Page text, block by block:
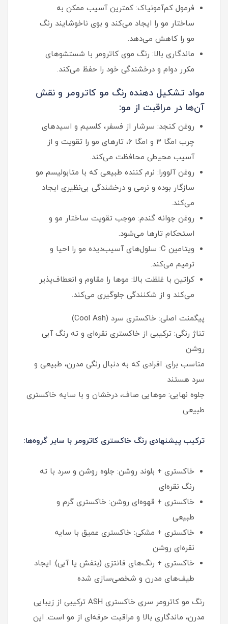
فرمول کم‌آمونیاک: کمترین آسیب ممکن به
ساختار مو را ایجاد می‌کند و بوی ناخوشایند رنگ
مو را کاهش می‌دهد.
ماندگاری بالا: رنگ موی کاترومر با شستشوهای
مکرر دوام و درخشندگی خود را حفظ می‌کند.
مواد تشکیل دهنده رنگ مو کاترومر و نقش
آن‌ها در مراقبت از مو:
روغن کنجد: سرشار از فسفر، کلسیم و اسیدهای
چرب امگا ۳ و امگا ۶، تارهای مو را تقویت و از
آسیب محیطی محافظت می‌کند.
روغن آلوورا: نرم کننده طبیعی که با متابولیسم مو
سازگار بوده و نرمی و درخشندگی بی‌نظیری ایجاد
می‌کند.
روغن جوانه گندم: موجب تقویت ساختار مو و
استحکام تارها می‌شود.
ویتامین C: سلول‌های آسیب‌دیده مو را احیا و
ترمیم می‌کند.
کراتین با غلظت بالا: موها را مقاوم و انعطاف‌پذیر
می‌کند و از شکنندگی جلوگیری می‌کند.
پیگمنت اصلی: خاکستری سرد (Cool Ash)
تناژ رنگی: ترکیبی از خاکستری نقره‌ای و ته رنگ آبی
روشن
مناسب برای: افرادی که به دنبال رنگی مدرن، طبیعی و
سرد هستند
جلوه نهایی: موهایی صاف، درخشان و با سایه خاکستری
طبیعی
ترکیب پیشنهادی رنگ خاکستری کاترومر با سایر گروه‌ها:
خاکستری + بلوند روشن: جلوه روشن و سرد با ته
رنگ نقره‌ای
خاکستری + قهوه‌ای روشن: خاکستری گرم و
طبیعی
خاکستری + مشکی: خاکستری عمیق با سایه
نقره‌ای روشن
خاکستری + رنگ‌های فانتزی (بنفش یا آبی): ایجاد
طیف‌های مدرن و شخصی‌سازی شده
رنگ مو کاترومر سری خاکستری ASH ترکیبی از زیبایی
مدرن، ماندگاری بالا و مراقبت حرفه‌ای از مو است. این